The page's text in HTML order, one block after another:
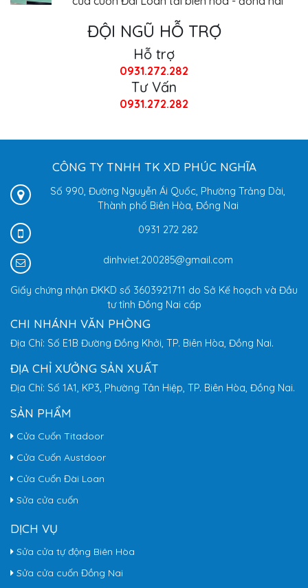
ĐỘI NGŨ HỖ TRỢ
Hỗ trợ
0931.272.282
Tư Vấn
0931.272.282
CÔNG TY TNHH TK XD PHÚC NGHĨA
Số 990, Đường Nguyễn Ái Quốc, Phường Trảng Dài,
Thành phố Biên Hòa, Đồng Nai
0931 272 282
dinhviet.200285@gmail.com
Giấy chứng nhận ĐKKD số 3603921711 do Sở Kế hoạch và Đầu
tư tỉnh Đồng Nai cấp
CHI NHÁNH VĂN PHÒNG
Địa Chỉ: Số E1B Đường Đồng Khởi, TP. Biên Hòa, Đồng Nai.
ĐỊA CHỈ XƯỞNG SẢN XUẤT
Địa Chỉ: Số 1A1, KP3, Phường Tân Hiệp, TP. Biên Hòa, Đồng Nai.
SẢN PHẨM
Cửa Cuốn Titadoor
Cửa Cuốn Austdoor
Cửa Cuốn Đài Loan
Sửa cửa cuốn
DỊCH VỤ
Sửa cửa tự động Biên Hòa
Sửa cửa cuốn Đồng Nai